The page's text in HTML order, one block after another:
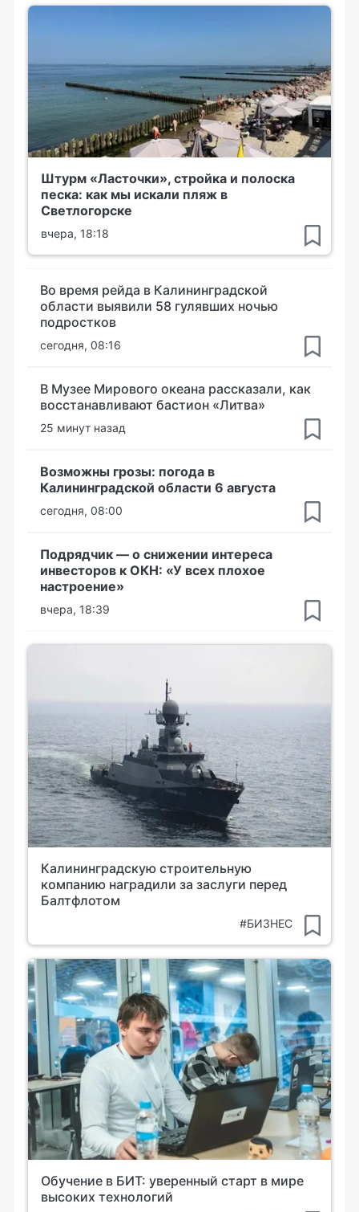
Штурм «Ласточки», стройка и полоска
песка: как мы искали пляж в
Светлогорске
вчера, 18:18
Во время рейда в Калининградской
области выявили 58 гулявших ночью
подростков
сегодня, 08:16
В Музее Мирового океана рассказали, как
восстанавливают бастион «Литва»
25 минут назад
Возможны грозы: погода в
Калининградской области 6 августа
сегодня, 08:00
Подрядчик — о снижении интереса
инвесторов к ОКН: «У всех плохое
настроение»
вчера, 18:39
Калининградскую строительную
компанию наградили за заслуги перед
Балтфлотом
#БИЗНЕС
Обучение в БИТ: уверенный старт в мире
высоких технологий